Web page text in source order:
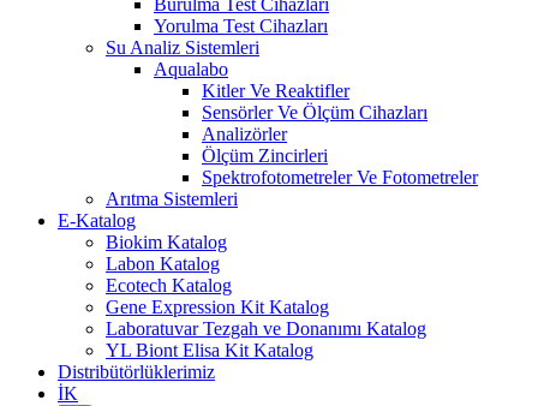
Burulma Test Cihazları
Yorulma Test Cihazları
Su Analiz Sistemleri
Aqualabo
Kitler Ve Reaktifler
Sensörler Ve Ölçüm Cihazları
Analizörler
Ölçüm Zincirleri
Spektrofotometreler Ve Fotometreler
Arıtma Sistemleri
E-Katalog
Biokim Katalog
Labon Katalog
Ecotech Katalog
Gene Expression Kit Katalog
Laboratuvar Tezgah ve Donanımı Katalog
YL Biont Elisa Kit Katalog
Distribütörlüklerimiz
İK